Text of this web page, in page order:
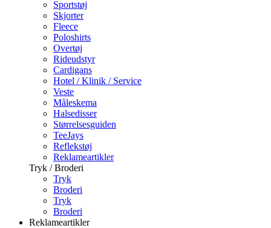
Sportstøj
Skjorter
Fleece
Poloshirts
Overtøj
Rideudstyr
Cardigans
Hotel / Klinik / Service
Veste
Måleskema
Halsedisser
Størrelsesguiden
TeeJays
Reflekstøj
Reklameartikler
Tryk / Broderi
Tryk
Broderi
Tryk
Broderi
Reklameartikler